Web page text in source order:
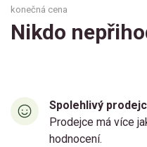
konečná cena
Nikdo
Spolehlivý
Prodejce má více
hodnocení.